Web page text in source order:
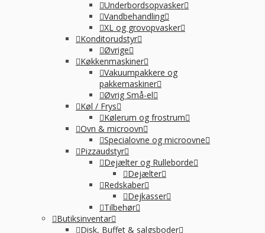
Underbordsopvasker
Vandbehandling
XL og grovopvasker
Konditorudstyr
Øvrige
Køkkenmaskiner
Vakuumpakkere og
pakkemaskiner
Øvrig Små-el
Køl / Frys
Kølerum og frostrum
Ovn & microovn
Specialovne og microovne
Pizzaudstyr
Dejælter og Rulleborde
Dejælter
Redskaber
Dejkasser
Tilbehør
Butiksinventar
Disk, Buffet & salgsboder